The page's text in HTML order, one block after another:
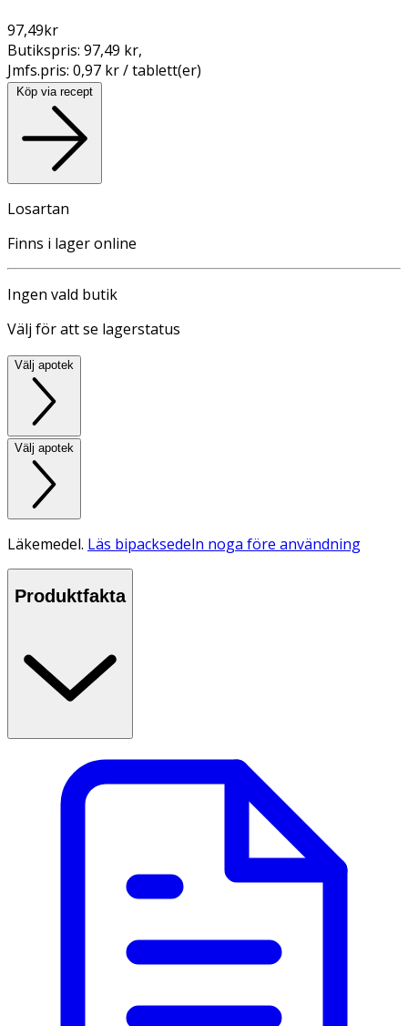
97,49kr
Butikspris: 97,49 kr,
Jmfs.pris: 0,97 kr / tablett(er)
Köp via recept
Losartan
Finns i lager online
Ingen vald butik
Välj för att se lagerstatus
Välj apotek
Välj apotek
Läkemedel. Läs bipacksedeln noga före användning
Produktfakta